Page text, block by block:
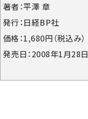
著者：平澤 章
発行：日経BP社
価格：1,680円（税込み）
発売日：2008年1月28日